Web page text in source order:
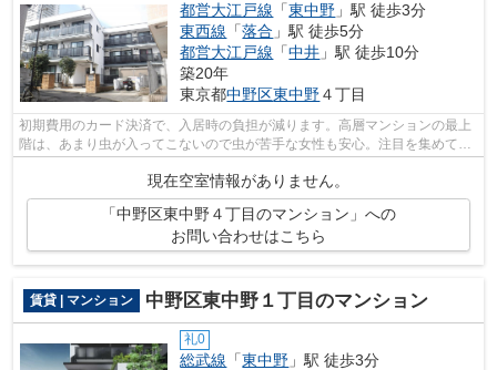
都営大江戸線 「東中野 」駅 徒歩3分
東西線 「落合 」駅 徒歩5分
都営大江戸線 「中井 」駅 徒歩10分
築20年
東京都中野区東中野４丁目
初期費用のカード決済で、入居時の負担が減ります。高層マンションの最上
階は、あまり虫が入ってこないので虫が苦手な女性も安心。注目を集めてい
現在空室情報がありません。
「中野区東中野４丁目のマンション」への
お問い合わせはこちら
賃貸 | マンション 中野区東中野１丁目のマンション
礼0
総武線 「東中野 」駅 徒歩3分